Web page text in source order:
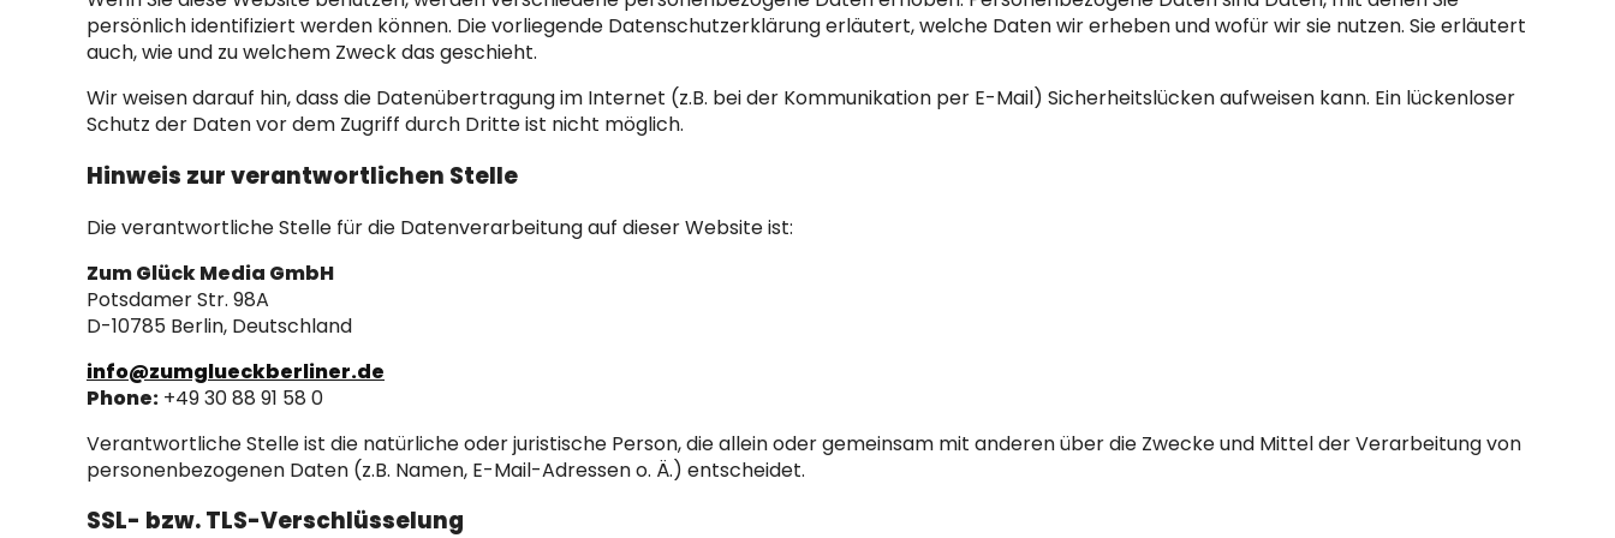
persönlich identifiziert werden können. Die vorliegende Datenschutzerklärung erläutert, welche Daten wir erheben und wofür wir sie nutzen. Sie erläutert
auch, wie und zu welchem Zweck das geschieht.
Wir weisen darauf hin, dass die Datenübertragung im Internet (z.B. bei der Kommunikation per E-Mail) Sicherheitslücken aufweisen kann. Ein lückenloser
Schutz der Daten vor dem Zugriff durch Dritte ist nicht möglich.
Hinweis zur verantwortlichen Stelle
Die verantwortliche Stelle für die Datenverarbeitung auf dieser Website ist:
Zum Glück Media GmbH
Potsdamer Str. 98A
D-10785 Berlin, Deutschland
info@zumglueckberliner.de
Phone: +49 30 88 91 58 0
Verantwortliche Stelle ist die natürliche oder juristische Person, die allein oder gemeinsam mit anderen über die Zwecke und Mittel der Verarbeitung von
personenbezogenen Daten (z.B. Namen, E-Mail-Adressen o. Ä.) entscheidet.
SSL- bzw. TLS-Verschlüsselung